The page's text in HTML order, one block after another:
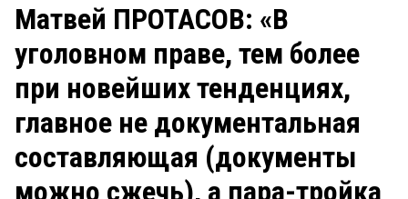
ЗАКОН
СТИЛЬ ЖИЗНИ
Рейтинги
Блоги
Архив
Матвей ПРОТАСОВ: «В
уголовном праве, тем более
при новейших тенденциях,
главное не документальная
составляющая (документы
можно сжечь), а пара-тройка